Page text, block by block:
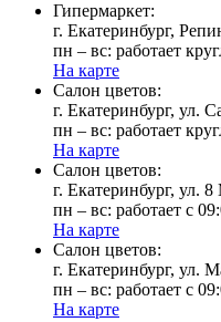
Гипермаркет:
г. Екатеринбург,
пн – вс: работает
На карте
Cалон цветов:
г. Екатеринбург, ул.
пн – вс: работает
На карте
Cалон цветов:
г. Екатеринбург, ул.
пн – вс: работает с
На карте
Cалон цветов:
г. Екатеринбург, ул.
пн – вс: работает с
На карте